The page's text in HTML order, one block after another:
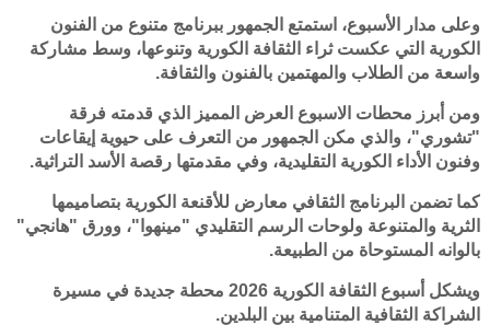
وعلى مدار الأسبوع، استمتع الجمهور ببرنامج متنوع من الفنون
الكورية التي عكست ثراء الثقافة الكورية وتنوعها، وسط مشاركة
واسعة من الطلاب والمهتمين بالفنون والثقافة.
ومن أبرز محطات الاسبوع العرض المميز الذي قدمته فرقة
"تشوري"، والذي مكن الجمهور من التعرف على حيوية إيقاعات
وفنون الأداء الكورية التقليدية، وفي مقدمتها رقصة الأسد التراثية.
كما تضمن البرنامج الثقافي معارض للأقنعة الكورية بتصاميمها
الثرية والمتنوعة ولوحات الرسم التقليدي "مينهوا"، وورق "هانجي"
بالوانه المستوحاة من الطبيعة.
ويشكل أسبوع الثقافة الكورية 2026 محطة جديدة في مسيرة
الشراكة الثقافية المتنامية بين البلدين.